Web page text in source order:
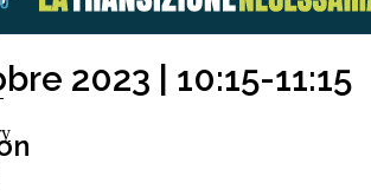
2023 | 10:15-11:15